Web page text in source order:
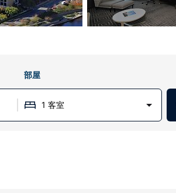
部屋
1 客室